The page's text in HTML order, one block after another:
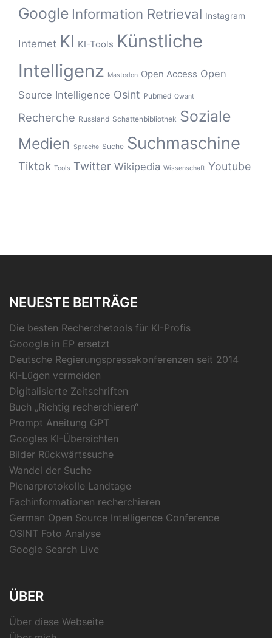
Google Information Retrieval Instagram
Internet KI KI-Tools Künstliche
Intelligenz Mastodon Open Access Open
Source Intelligence Osint Pubmed Qwant
Recherche Russland Schattenbibliothek Soziale
Medien Sprache Suche Suchmaschine
Tiktok Tools Twitter Wikipedia Wissenschaft Youtube
NEUESTE BEITRÄGE
Die besten Recherchetools für KI-Profis
Gooogle in EP ersetzt
Deutsche Regierungspressekonferenzen seit 2014
KI-Lügen vermeiden
Digitalisierte Zeitschriften
Buch „Richtig recherchieren“
Prompt Aneitung GPT
Googles KI-Übersichten
Bilder Rückwärtssuche
Wandel der Suche
Plenarprotokolle Landtage
Fachinformationen recherchieren
German Open Source Intelligence Conference
OSINT Foto Analyse
Google Search Live
ÜBER
Über diese Webseite